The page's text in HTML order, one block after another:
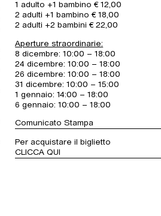
1 adulto +1 bambino € 12,00
2 adulti +1 bambino € 18,00
2 adulti +2 bambini € 22,00
Aperture straordinarie:
8 dicembre: 10:00 – 18:00
24 dicembre: 10:00 – 18:00
26 dicembre: 10:00 – 18:00
31 dicembre: 10:00 – 15:00
1 gennaio: 14:00 – 18:00
6 gennaio: 10:00 – 18:00
Comunicato Stampa
Per acquistare il biglietto
CLICCA QUI